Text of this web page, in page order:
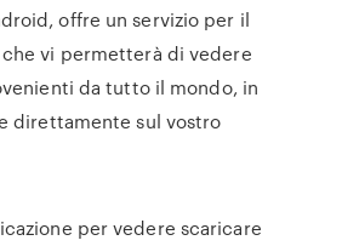
offre un servizio per il
vi permetterà di vedere
da tutto il mondo, in
direttamente sul vostro
per vedere scaricare